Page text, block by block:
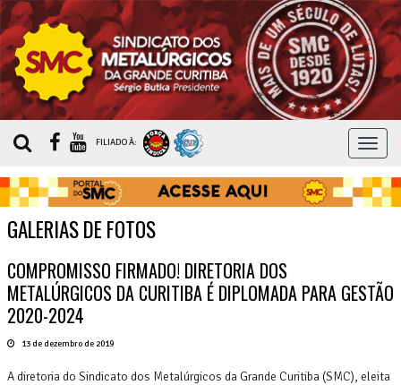
MENU
FILIADO À:
GALERIAS DE FOTOS
COMPROMISSO FIRMADO! DIRETORIA DOS
METALÚRGICOS DA CURITIBA É DIPLOMADA PARA GESTÃO
2020-2024
13 de dezembro de 2019
A diretoria do Sindicato dos Metalúrgicos da Grande Curitiba (SMC), eleita